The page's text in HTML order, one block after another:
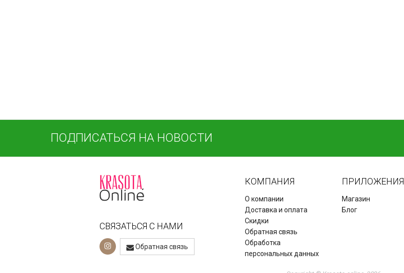
ПОДПИСАТЬСЯ НА НОВОСТИ
СВЯЗАТЬСЯ С НАМИ
Обратная связь
КОМПАНИЯ
О компании
Доставка и оплата
Скидки
Обратная связь
Обработка
персональных данных
ПРИЛОЖЕНИЯ
Магазин
Блог